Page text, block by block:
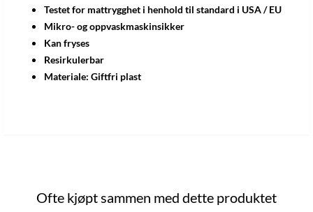
Testet for mattrygghet i henhold til standard i USA / EU
Mikro- og oppvaskmaskinsikker
Kan fryses
Resirkulerbar
Materiale: Giftfri plast
Ofte kjøpt sammen med dette produktet